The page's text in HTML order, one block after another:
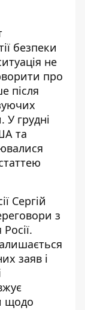
безпеки
не
про
після
У грудні
та
Сергій
з
заяв і
щодо